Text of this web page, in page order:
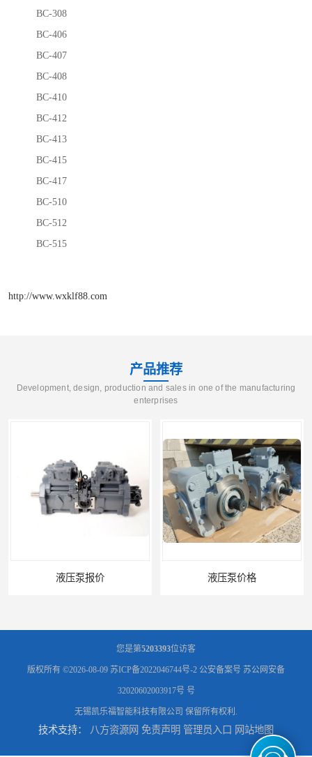
BC-308
BC-406
BC-407
BC-408
BC-410
BC-412
BC-413
BC-415
BC-417
BC-510
BC-512
BC-515
http://www.wxklf88.com
产品推荐
Development, design, production and sales in one of the manufacturing
enterprises
液压泵价格 液压泵
柱塞泵价格 液压泵报价
您是第5203393位访客
版权所有 ©2026-08-09 苏ICP备2022046744号-2 公安备案号 苏公网安备
32020602003917号 号
无锡凯乐福智能科技有限公司 保留所有权利.
技术支持： 八方资源网 免责声明 管理员入口 网站地图